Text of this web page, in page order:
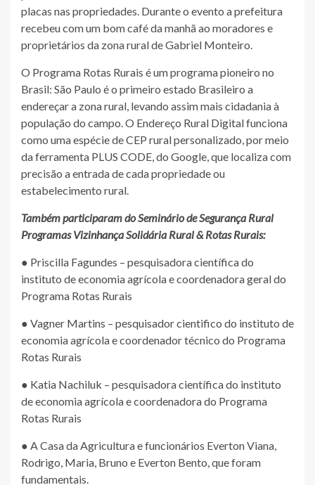
placas nas propriedades. Durante o evento a prefeitura
recebeu com um bom café da manhã ao moradores e
proprietários da zona rural de Gabriel Monteiro.
O Programa Rotas Rurais é um programa pioneiro no
Brasil: São Paulo é o primeiro estado Brasileiro a
endereçar a zona rural, levando assim mais cidadania à
população do campo. O Endereço Rural Digital funciona
como uma espécie de CEP rural personalizado, por meio
da ferramenta PLUS CODE, do Google, que localiza com
precisão a entrada de cada propriedade ou
estabelecimento rural.
Também participaram do Seminário de Segurança Rural
Programas Vizinhança Solidária Rural & Rotas Rurais:
● Priscilla Fagundes – pesquisadora científica do
instituto de economia agrícola e coordenadora geral do
Programa Rotas Rurais
● Vagner Martins – pesquisador cientifico do instituto de
economia agrícola e coordenador técnico do Programa
Rotas Rurais
● Katia Nachiluk – pesquisadora científica do instituto
de economia agrícola e coordenadora do Programa
Rotas Rurais
● A Casa da Agricultura e funcionários Everton Viana,
Rodrigo, Maria, Bruno e Everton Bento, que foram
fundamentais.